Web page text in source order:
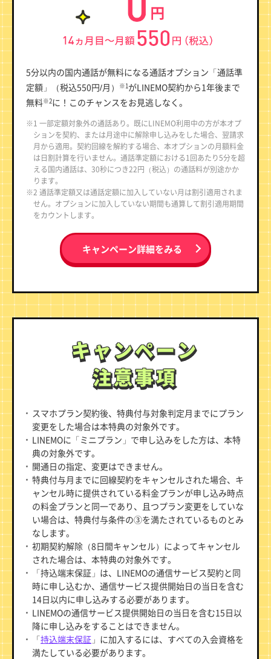
5分以内の国内通話が無料になる通話オプション「通話準
定額」（税込550円/月）
※1がLINEMO契約から1年後まで
無料※2に！このチャンスをお見逃しなく。
※1 一部定額対象外の通話あり。既にLINEMO利用中の方が本オプ
ションを契約、または月途中に解除申し込みをした場合、翌請求
月から適用。契約回線を解約する場合、本オプションの月額料金
は日割計算を行いません。通話準定額における1回あたり5分を超
える国内通話は、30秒につき22円（税込）の通話料が別途かか
ります。
※2 通話準定額又は通話定額に加入していない月は割引適用されま
せん。オプションに加入していない期間も通算して割引適用期間
をカウントします。
キャンペーン詳細をみる
キャンペーン
注意事項
キャンペーン
注意事項
スマホプラン契約後、特典付与対象判定月までにプラン
変更をした場合は本特典の対象外です。
LINEMOに「ミニプラン」で申し込みをした方は、本特
典の対象外です。
開通日の指定、変更はできません。
特典付与月までに回線契約をキャンセルされた場合、キ
ャンセル時に提供されている料金プランが申し込み時点
の料金プランと同一であり、且つプラン変更をしていな
い場合は、特典付与条件の③を満たされているものとみ
なします。
初期契約解除（8日間キャンセル）によってキャンセル
された場合は、本特典の対象外です。
「持込端末保証」は、LINEMOの通信サービス契約と同
時に申し込むか、通信サービス提供開始日の当日を含む
14日以内に申し込みする必要があります。
LINEMOの通信サービス提供開始日の当日を含む15日以
降に申し込みをすることはできません。
「持込端末保証 」に加入するには、すべての入会資格を
満たしている必要があります。